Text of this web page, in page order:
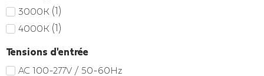
3000K (1)
4000K (1)
Tensions d'entrée
AC 100-277V / 50-60Hz